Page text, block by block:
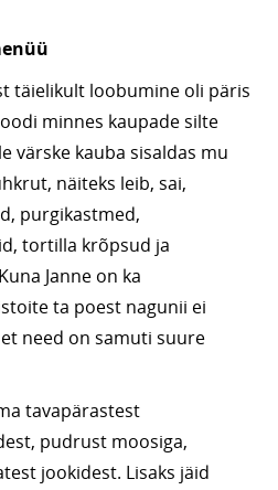
täielikult loobumine oli päris
minnes kaupade silte
värske kauba sisaldas mu
näiteks leib, sai,
purgikastmed,
tortilla krõpsud ja
Janne on ka
ta poest nagunii ei
need on samuti suure
tavapärastest
pudrust moosiga,
jookidest. Lisaks jäid